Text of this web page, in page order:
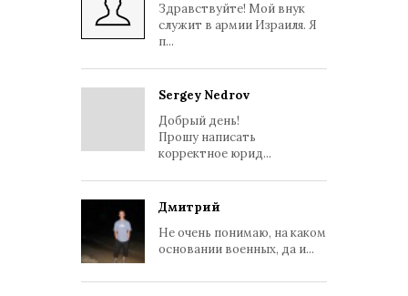
Здравствуйте! Мой внук
служит в армии Израиля. Я
п...
Sergey Nedrov
Добрый день!
Прошу написать
корректное юрид...
Дмитрий
Не очень понимаю, на каком
основании военных, да и...